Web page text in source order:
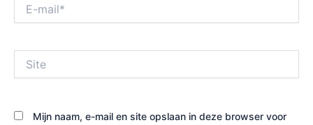
mail*
Mijn naam, e-mail en site opslaan in deze browser voor